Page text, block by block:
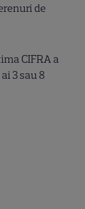
de
CIFRA a
3 sau 8